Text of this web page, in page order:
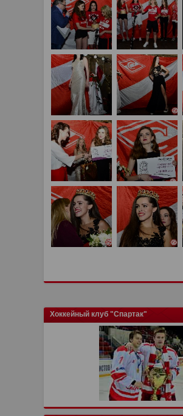
Хоккейный клуб "Спартак"